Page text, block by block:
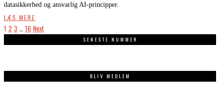
datasikkerhed og ansvarlig AI-principper.
LÆS MERE
1 2 3 16 Next
SENESTE NUMMER
BLIV MEDLEM